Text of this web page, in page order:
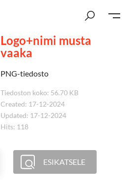
Logo+nimi musta
vaaka
PNG-tiedosto
Tiedoston koko: 56.70 KB
Created: 17-12-2024
Updated: 17-12-2024
Hits: 118
ESIKATSELE